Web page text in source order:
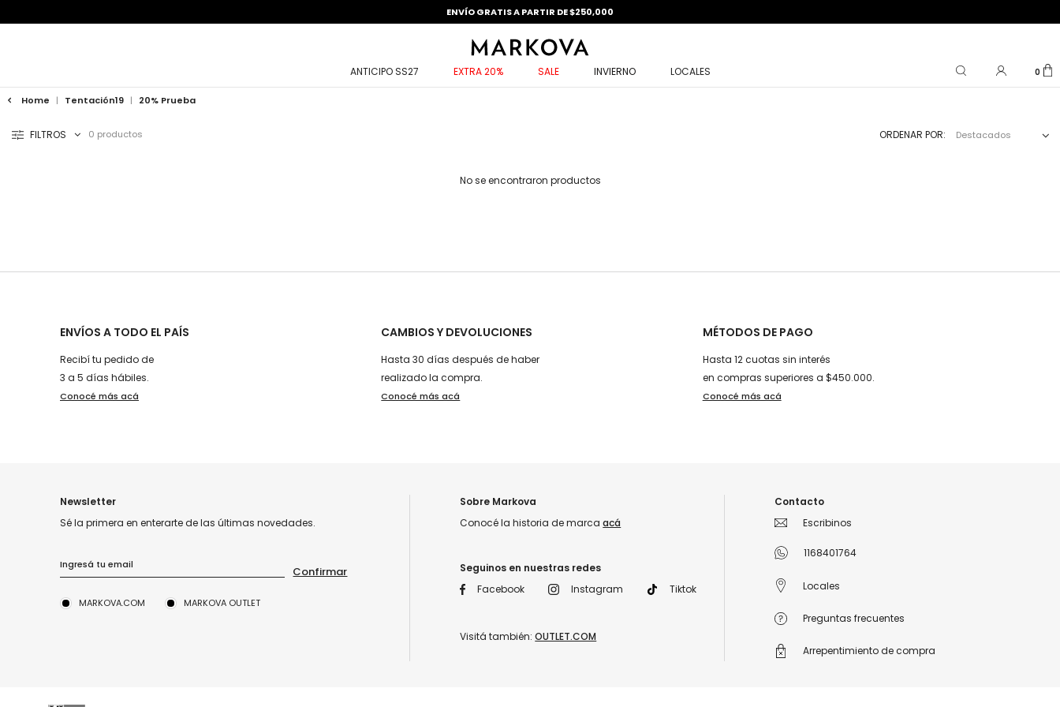
ENVÍO GRATIS A PARTIR DE $250,000
ANTICIPO SS27 EXTRA 20% SALE INVIERNO LOCALES 0
Home | Tentación19 | 20% Prueba
FILTROS 0 productos ORDENAR POR: Destacados
No se encontraron productos
ENVÍOS A TODO EL PAÍS
Recibí tu pedido de
3 a 5 días hábiles.
Conocé más acá
CAMBIOS Y DEVOLUCIONES
Hasta 30 días después de haber
realizado la compra.
Conocé más acá
MÉTODOS DE PAGO
Hasta 12 cuotas sin interés
en compras superiores a $450.000.
Conocé más acá
Newsletter
Sé la primera en enterarte de las últimas novedades.
MARKOVA.COM MARKOVA OUTLET
Sobre Markova
Conocé la historia de marcaacá
Seguinos en nuestras redes
Facebook
Instagram Tiktok
Visitá también:OUTLET.COM
Contacto
Escribinos
1168401764
Locales
Preguntas frecuentes
Arrepentimiento de compra